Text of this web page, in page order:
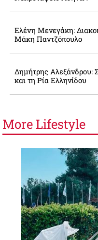
Ελένη Μενεγάκη:
Μάκη Παντζόπουλο
Δημήτρης Αλεξάνδρου:
και τη Ρία Ελληνίδου
More Lifestyle